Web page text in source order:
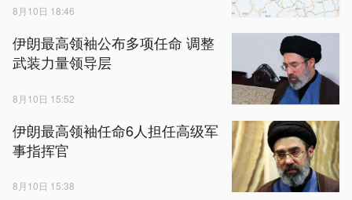
8月10日 18:46
伊朗最高领袖公布多项任命 调整
武装力量领导层
8月10日 15:52
伊朗最高领袖任命6人担任高级军
事指挥官
8月10日 15:38